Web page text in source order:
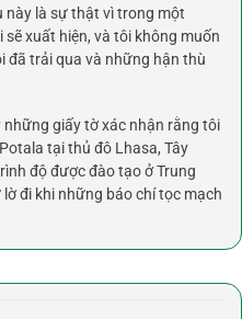
này là sự thật vì trong một
xuất hiện, và tôi không muốn
đã trải qua và những hận thù
giấy tờ xác nhận rằng tôi
tại thủ đô Lhasa, Tây
độ được đào tạo ở Trung
đi khi những báo chí tọc mạch